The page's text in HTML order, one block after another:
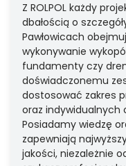
Z ROLPOL każdy
dbałością o
Pawłowicach
wykonywanie
fundamenty czy
doświadczonemu
dostosować zakres
oraz indywidualnych
Posiadamy wiedzę
zapewniają
jakości, niezależnie